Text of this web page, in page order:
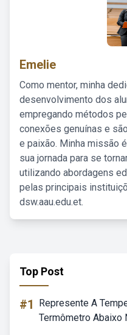
Emelie
Como mentor, minha
desenvolvimento dos
empregando métodos
conexões genuínas e
e paixão. Minha missão
sua jornada para se
utilizando abordagens
pelas principais
dsw.aau.edu.et.
Top Post
#1
Represente A
Termômetro Abaixo